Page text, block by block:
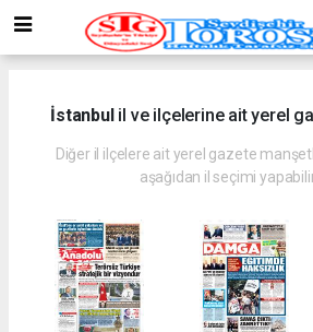
İstanbulil ve ilçelerine ait yerel
Diğer il ilçelere ait yerel gazete
aşağıdan il seçimi